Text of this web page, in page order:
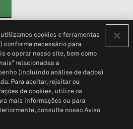
de privacidade do cliente (em inglês)
Pessoais© 2026 S&P Global
cookies e ferramentas
conforme necessário para
e operar nosso site, bem como
relacionadas a
(incluindo análise de dados)
Para aceitar, rejeitar ou
de cookies, utilize os
mais informações ou para
consulte nosso Aviso